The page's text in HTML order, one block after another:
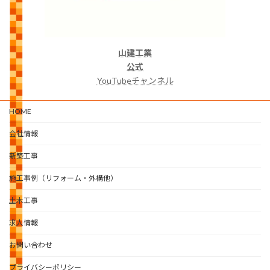
山建工業
公式
YouTubeチャンネル
HOME
会社情報
新築工事
施工事例（リフォーム・外構他）
土木工事
求人情報
お問い合わせ
プライバシーポリシー